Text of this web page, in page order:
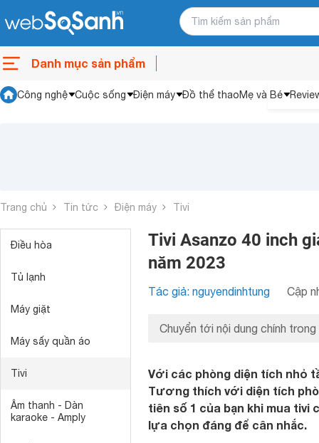
Danh mục sản phẩm
Công nghệ Cuộc sống Điện máy Đồ thể thaoMẹ và Bé
Trang chủ Tin tức Điện máy Tivi
Điều hòa
Tủ lạnh
Máy giặt
Máy sấy quần áo
Tivi
Âm thanh - Dàn
karaoke - Amply
Tivi Asanzo 40 inch
năm 2023
Tác giả: nguyendinhtung Cập
Chuyển tới nội dung chính trong
Với các phòng diện tích nhỏ
Tương thích với diện tích
tiên số 1 của bạn khi mua tivi
lựa chọn đáng để cân nhắc.